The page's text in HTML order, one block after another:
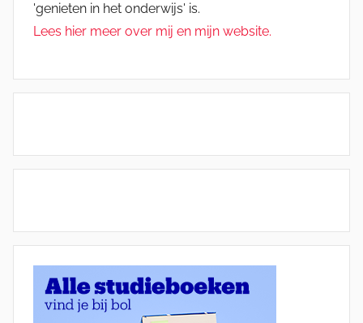
'genieten in het onderwijs' is.
Lees hier meer over mij en mijn website.